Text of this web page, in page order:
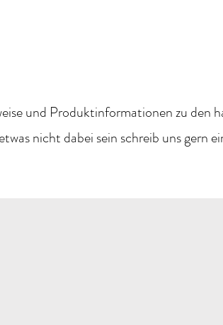
und Produktinformationen zu den
nicht dabei sein schreib uns gern